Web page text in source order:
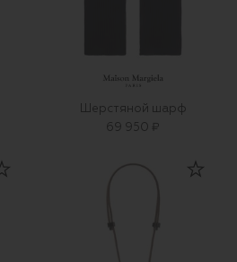
Шерстяной шарф
69 950 ₽